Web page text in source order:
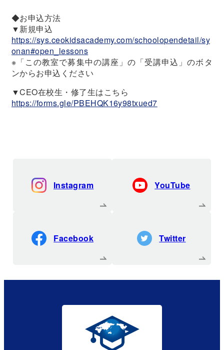
◆お申込方法
▼新規申込
https://sys.ceokidsacademy.com/schoolopendetail/sy
onan#open_lessons
※「この教室で募集中の講座」の「受講申込」のボタ
ンからお申込ください
▼CEO在校生・修了生はこちら
https://forms.gle/PBEHQK16y98txued7
Instagram YouTube
Facebook Twitter